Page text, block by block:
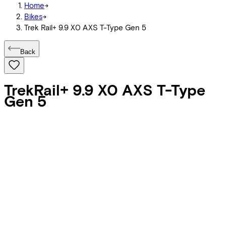
Home->
Bikes->
Trek Rail+ 9.9 X0 AXS T-Type Gen 5
Back
TrekRail+ 9.9 X0 AXS T-Type
Gen 5